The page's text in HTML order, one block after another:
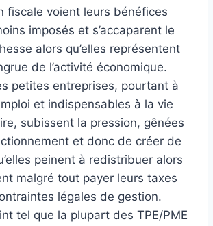
fiscale voient leurs bénéfices
imposés et s’accaparent le
alors qu’elles représentent
de l’activité économique.
petites entreprises, pourtant à
et indispensables à la vie
subissent la pression, gênées
et donc de créer de
peinent à redistribuer alors
malgré tout payer leurs taxes
légales de gestion.
tel que la plupart des TPE/PME